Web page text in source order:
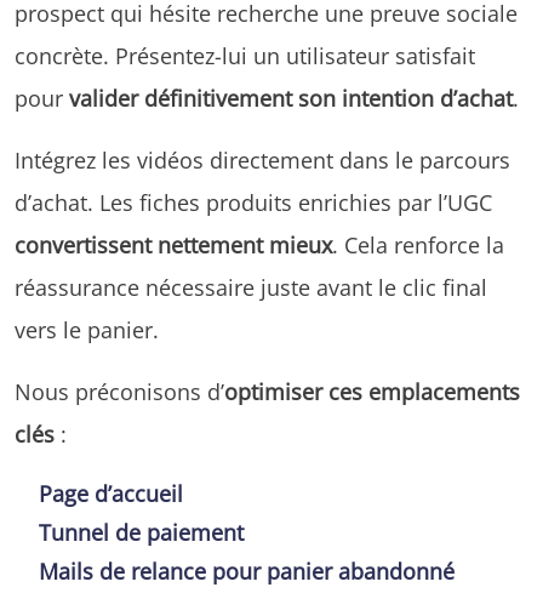
prospect qui hésite recherche une preuve sociale
concrète. Présentez-lui un utilisateur satisfait
pour valider définitivement son intention d’achat.
Intégrez les vidéos directement dans le parcours
d’achat. Les fiches produits enrichies par l’UGC
convertissent nettement mieux. Cela renforce la
réassurance nécessaire juste avant le clic final
vers le panier.
Nous préconisons d’optimiser ces emplacements
clés :
Page d’accueil
Tunnel de paiement
Mails de relance pour panier abandonné